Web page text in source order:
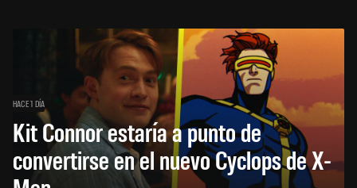
HACE 1 DÍA
Kit Connor estaría a punto de
convertirse en el nuevo Cyclops de X-